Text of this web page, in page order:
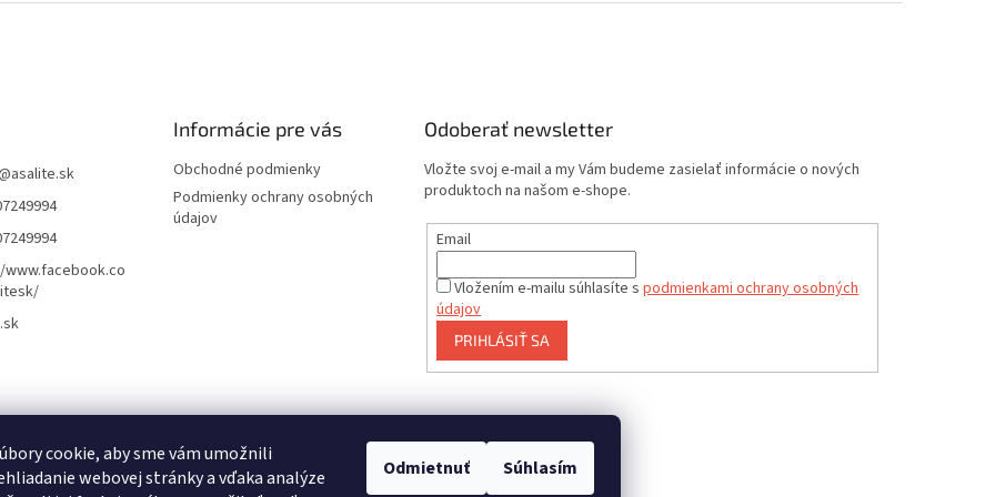
cookie, aby sme vám umožnili
webovej stránky a vďaka analýze
Odmietnuť Súhlasím
asalite.sk
Informácie pre vás
Obchodné podmienky
Podmienky ochrany osobných
údajov
Odoberať newsletter
Vložte svoj e-mail a my Vám budeme zasielať informácie o nových
produktoch na našom e-shope.
Email
Vložením e-mailu súhlasíte spodmienkami ochrany osobných
údajov
PRIHLÁSIŤ SA